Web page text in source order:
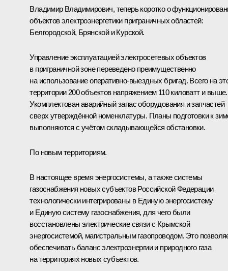
Владимир Владимирович, теперь коротко о
объектов электроэнергетики приграничных областей:
Белгородской, Брянской и Курской.
Управление эксплуатацией электросетевых объектов
в приграничной зоне переведено преимущественно
на использование оперативно-выездных бригад. Всего на
территории 200 объектов напряжением 110 киловатт и выше.
Укомплектован аварийный запас оборудования и запчастей
сверх утверждённой номенклатуры. Планы подготовки к
выполняются с учётом складывающейся обстановки.
По новым территориям.
В настоящее время энергосистемы, а также системы
газоснабжения новых субъектов Российской Федерации
технологически интегрированы в Единую энергосистему
и Единую систему газоснабжения, для чего были
восстановлены электрические связи с Крымской
энергосистемой, магистральным газопроводом. Это
обеспечивать баланс электроэнергии и природного газа
на территориях новых субъектов.